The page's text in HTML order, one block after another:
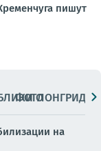
пишут
ФОТОЛОНГРИДЫ
на